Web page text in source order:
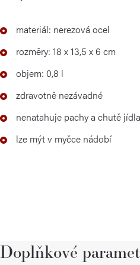
materiál: nerezová ocel
rozměry: 18 x 13,5 x 6 cm
objem: 0,8 l
zdravotně nezávadné
nenatahuje pachy a chutě jídla
lze mýt v myčce nádobí
Doplňkové